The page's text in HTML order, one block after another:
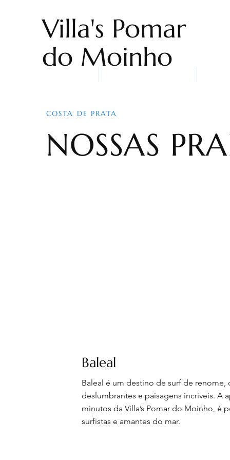
Villa's Pomar
do Moinho
COSTA DE PRATA
NOSSAS
Baleal
Baleal é um destino de surf de renome,
deslumbrantes e paisagens incríveis. A
minutos da Villa’s Pomar do Moinho, é
surfistas e amantes do mar.